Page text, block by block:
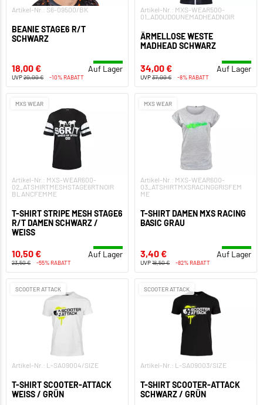
Artikel-Nr.: S6-09500/BK
BEANIE STAGE6 R/T
SCHWARZ
18,00 € Auf Lager
UVP20,00 € -10% RABATT
Artikel-Nr.: MXS-WEAR500-
01_ADOUDOUNEMADHEADNOIR
ÄRMELLOSE WESTE
MADHEAD SCHWARZ
34,00 € Auf Lager
UVP37,00 € -8% RABATT
MXS WEAR
Artikel-Nr.: MXS-WEAR600-
02_ATSHIRTMESHSTAGE6RTNOIR
BLANCFEMME
T-SHIRT STRIPE MESH STAGE6
R/T DAMEN SCHWARZ /
WEISS
10,50 € Auf Lager
23,50 € -55% RABATT
MXS WEAR
Artikel-Nr.: MXS-WEAR600-
03_ATSHIRTMXSRACINGGRISFEM
ME
T-SHIRT DAMEN MXS RACING
BASIC GRAU
3,40 € Auf Lager
UVP18,50 € -82% RABATT
SCOOTER ATTACK
Artikel-Nr.: L-SA09004/SIZE
T-SHIRT SCOOTER-ATTACK
WEISS / GRÜN
SCOOTER ATTACK
Artikel-Nr.: L-SA09003/SIZE
T-SHIRT SCOOTER-ATTACK
SCHWARZ / GRÜN